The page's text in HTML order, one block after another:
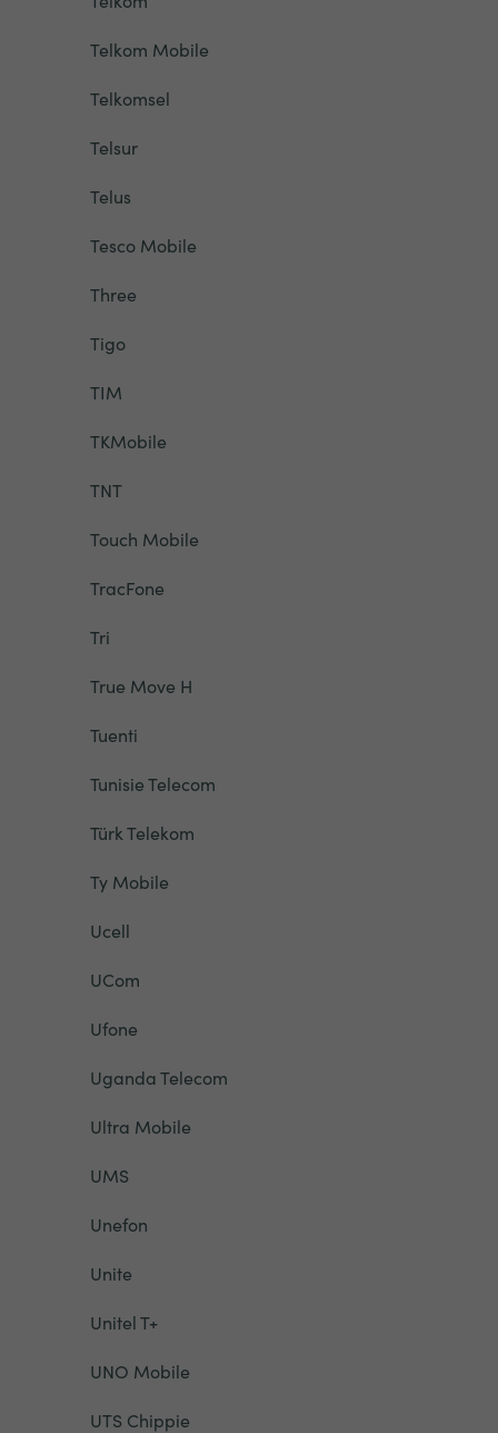
Telkom Mobile
Telkomsel
Telsur
Telus
Tesco Mobile
Three
Tigo
TIM
TKMobile
TNT
Touch Mobile
TracFone
Tri
True Move H
Tuenti
Tunisie Telecom
Türk Telekom
Ty Mobile
Ucell
UCom
Ufone
Uganda Telecom
Ultra Mobile
UMS
Unefon
Unite
Unitel T+
UNO Mobile
UTS Chippie